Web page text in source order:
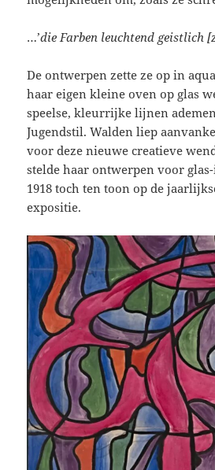
…’die Farben leuchtend geistlich
De ontwerpen zette ze op in
haar eigen kleine oven op glas
speelse, kleurrijke lijnen
Jugendstil. Walden liep
voor deze nieuwe creatieve
stelde haar ontwerpen voor
1918 toch ten toon op de
expositie.